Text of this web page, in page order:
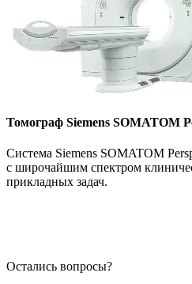
Томограф Siemens SOMATOM
Система Siemens SOMATOM
с широчайшим спектром
прикладных задач.
Остались вопросы?